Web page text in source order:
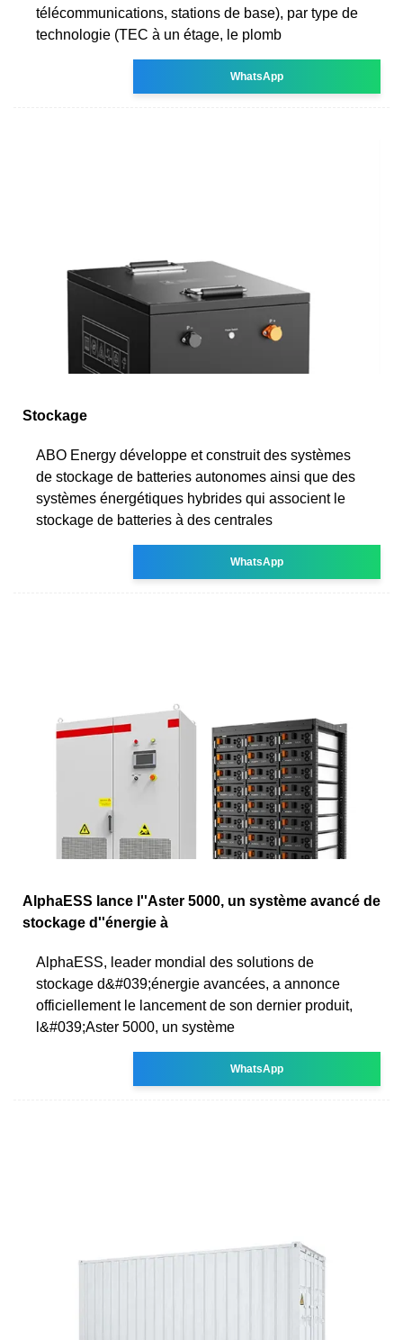
télécommunications, stations de base), par type de
technologie (TEC à un étage, le plomb
WhatsApp
Stockage
ABO Energy développe et construit des systèmes
de stockage de batteries autonomes ainsi que des
systèmes énergétiques hybrides qui associent le
stockage de batteries à des centrales
WhatsApp
AlphaESS lance l''Aster 5000, un système avancé de
stockage d''énergie à
AlphaESS, leader mondial des solutions de
stockage d&#039;énergie avancées, a annonce
officiellement le lancement de son dernier produit,
l&#039;Aster 5000, un système
WhatsApp